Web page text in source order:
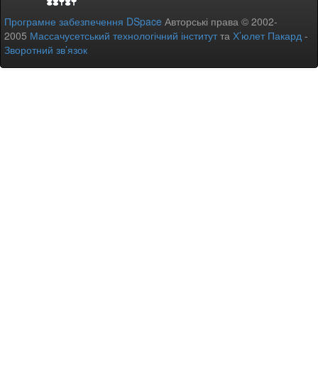
Програмне забезпечення DSpace Авторські права © 2002-
2005 Массачусетський технологічний інститутта Х’юлет Пакард -
Зворотний зв’язок